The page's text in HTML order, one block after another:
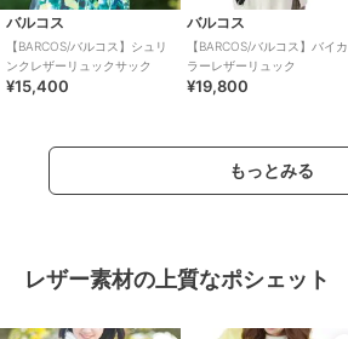
バルコス
【BARCOS/バルコス】シュリ
ンクレザーリュックサック
¥15,400
バルコス
【BARCOS/バルコス】バイカ
ラーレザーリュック
¥19,800
もっとみる
レザー素材の上質なポシェット